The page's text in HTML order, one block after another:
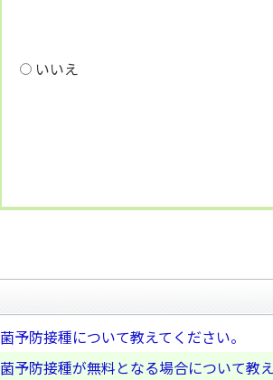
いいえ
予防接種について教えてください。
予防接種が無料となる場合について教